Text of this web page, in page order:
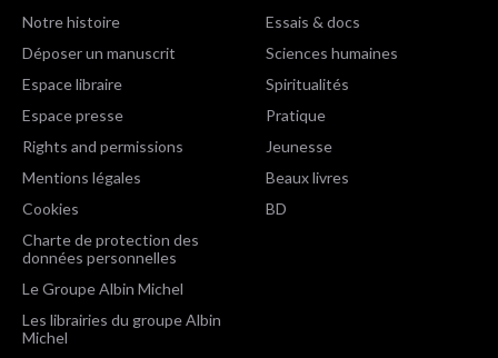
Notre histoire
Déposer un manuscrit
Espace libraire
Espace presse
Rights and permissions
Mentions légales
Cookies
Charte de protection des
données personnelles
Le Groupe Albin Michel
Les librairies du groupe Albin
Michel
Essais & docs
Sciences humaines
Spiritualités
Pratique
Jeunesse
Beaux livres
BD